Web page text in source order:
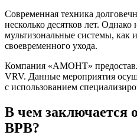
Современная техника
несколько десятков лет.
мультизональные системы, как
своевременного ухода.
Компания «АМОНТ»
VRV. Данные мероприятия
с использованием
В чем заключается
ВРВ?